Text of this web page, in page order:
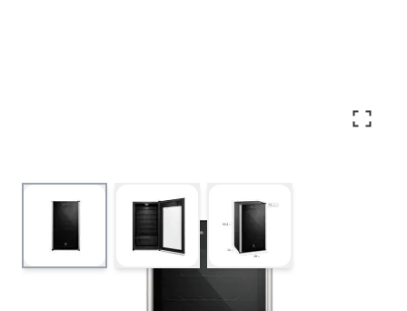
View larger imageView larger image